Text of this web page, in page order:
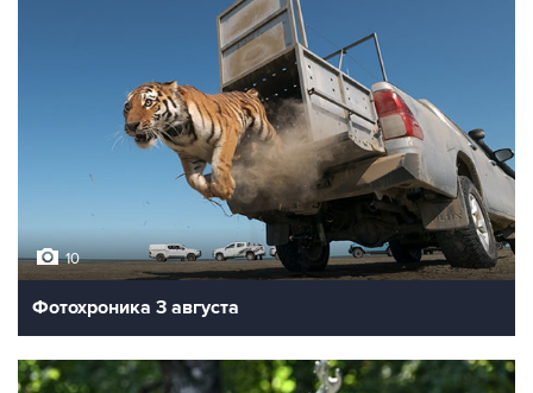
10
Фотохроника 3 августа